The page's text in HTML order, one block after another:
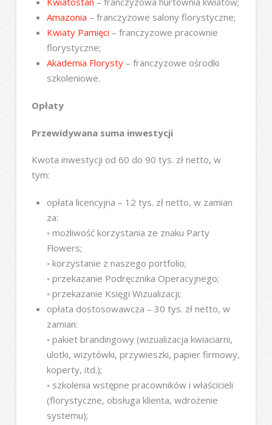
Amazonia – franczyzowe salony florystyczne;
Kwiaty Pamięci – franczyzowe pracownie
florystyczne;
Akademia Florysty– franczyzowe ośrodki
szkoleniowe.
Opłaty
Przewidywana suma inwestycji
Kwota inwestycji od 60 do 90 tys. zł netto, w
tym:
opłata licencyjna – 12 tys. zł netto, w zamian
za:
◦ możliwość korzystania ze znaku Party
Flowers;
◦ korzystanie z naszego portfolio;
◦ przekazanie Podręcznika Operacyjnego;
◦ przekazanie Księgi Wizualizacji;
opłata dostosowawcza – 30 tys. zł netto, w
zamian:
◦ pakiet brandingowy (wizualizacja kwiaciarni,
ulotki, wizytówki, przywieszki, papier firmowy,
koperty, itd.);
◦ szkolenia wstępne pracowników i właścicieli
(florystyczne, obsługa klienta, wdrożenie
systemu);